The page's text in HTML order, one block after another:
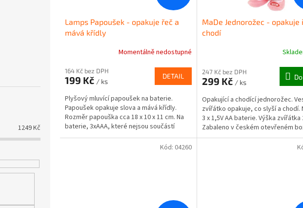
1249Kč
Lamps Papoušek - opakuje řeč a
mává křídly
Momentálně nedostupné
164 Kč bez DPH
199 Kč / ks
DETAIL
Plyšový mluvící papoušek na baterie.
Papoušek opakuje slova a mává křídly.
Rozměr papouška cca 18 x 10 x 11 cm. Na
baterie, 3xAAA, které nejsou součástí
balení. Více...
MaDe Jednorožec - opakuje
chodí
247 Kč bez DPH
299 Kč / ks
Opakující a chodící jednorožec.
zvířátko opakuje, co slyší a chodí.
3 x 1,5V AA baterie. Výška zvířátka
Zabaleno v českém otevřeném
Vhodné pro...
Kód: 04260